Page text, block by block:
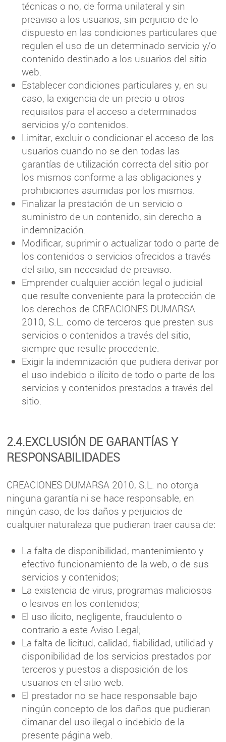
técnicas o no, de forma unilateral y sin
preaviso a los usuarios, sin perjuicio de lo
dispuesto en las condiciones particulares que
regulen el uso de un determinado servicio y/o
contenido destinado a los usuarios del sitio
web.
Establecer condiciones particulares y, en su
caso, la exigencia de un precio u otros
requisitos para el acceso a determinados
servicios y/o contenidos.
Limitar, excluir o condicionar el acceso de los
usuarios cuando no se den todas las
garantías de utilización correcta del sitio por
los mismos conforme a las obligaciones y
prohibiciones asumidas por los mismos.
Finalizar la prestación de un servicio o
suministro de un contenido, sin derecho a
indemnización.
Modificar, suprimir o actualizar todo o parte de
los contenidos o servicios ofrecidos a través
del sitio, sin necesidad de preaviso.
Emprender cualquier acción legal o judicial
que resulte conveniente para la protección de
los derechos de CREACIONES DUMARSA
2010, S.L. como de terceros que presten sus
servicios o contenidos a través del sitio,
siempre que resulte procedente.
Exigir la indemnización que pudiera derivar por
el uso indebido o ilícito de todo o parte de los
servicios y contenidos prestados a través del
sitio.
2.4.EXCLUSIÓN DE GARANTÍAS Y
RESPONSABILIDADES
CREACIONES DUMARSA 2010, S.L. no otorga
ninguna garantía ni se hace responsable, en
ningún caso, de los daños y perjuicios de
cualquier naturaleza que pudieran traer causa de:
La falta de disponibilidad, mantenimiento y
efectivo funcionamiento de la web, o de sus
servicios y contenidos;
La existencia de virus, programas maliciosos
o lesivos en los contenidos;
El uso ilícito, negligente, fraudulento o
contrario a este Aviso Legal;
La falta de licitud, calidad, fiabilidad, utilidad y
disponibilidad de los servicios prestados por
terceros y puestos a disposición de los
usuarios en el sitio web.
El prestador no se hace responsable bajo
ningún concepto de los daños que pudieran
dimanar del uso ilegal o indebido de la
presente página web.